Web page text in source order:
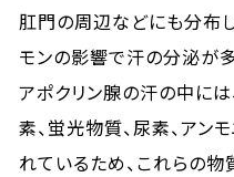
肛門の周辺などにも分布
モンの影響で汗の分泌が
アポクリン腺の汗の中には
素、蛍光物質、尿素、ア
れているため、これらの